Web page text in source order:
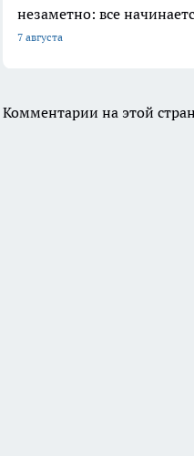
незаметно: все
7 августа
Комментарии на этой